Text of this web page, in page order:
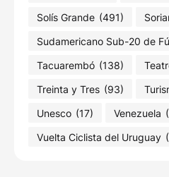
Solís Grande (491)
Sudamericano Sub-20 de
Tacuarembó (138)
Treinta y Tres (93)
Unesco (17) Venezuela
Vuelta Ciclista del Uruguay